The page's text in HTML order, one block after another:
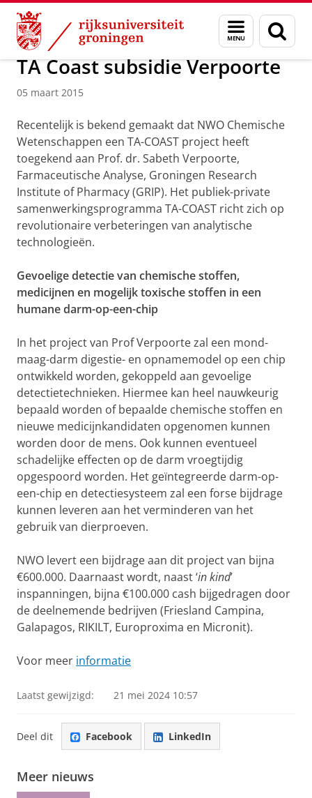
Skip
Content
Skip
Navigation
Menu
en
zoeken
Over ons Actueel Nieuws Nieuwsberichten
TA Coast subsidie Verpoorte
05 maart 2015
Recentelijk is bekend gemaakt dat NWO Chemische
Wetenschappen een TA-COAST project heeft
toegekend aan Prof. dr. Sabeth Verpoorte,
Farmaceutische Analyse, Groningen Research
Institute of Pharmacy (GRIP). Het publiek-private
samenwerkingsprogramma TA-COAST richt zich op
revolutionaire verbeteringen van analytische
technologieën.
Gevoelige detectie van chemische stoffen,
medicijnen en mogelijk toxische stoffen in een
humane darm-op-een-chip
In het project van Prof Verpoorte zal een mond-
maag-darm digestie- en opnamemodel op een chip
ontwikkeld worden, gekoppeld aan gevoelige
detectietechnieken. Hiermee kan heel nauwkeurig
bepaald worden of bepaalde chemische stoffen en
nieuwe medicijnkandidaten opgenomen kunnen
worden door de mens. Ook kunnen eventueel
schadelijke effecten op de darm vroegtijdig
opgespoord worden. Het geïntegreerde darm-op-
een-chip en detectiesysteem zal een forse bijdrage
kunnen leveren aan het verminderen van het
gebruik van dierproeven.
NWO levert een bijdrage aan dit project van bijna
€600.000. Daarnaast wordt, naast ‘in kind’
inspanningen, bijna €100.000 cash bijgedragen door
de deelnemende bedrijven (Friesland Campina,
Galapagos, RIKILT, Europroxima en Micronit).
Voor meer informatie
Laatst gewijzigd: 21 mei 2024 10:57
Deel dit Facebook LinkedIn
Meer nieuws